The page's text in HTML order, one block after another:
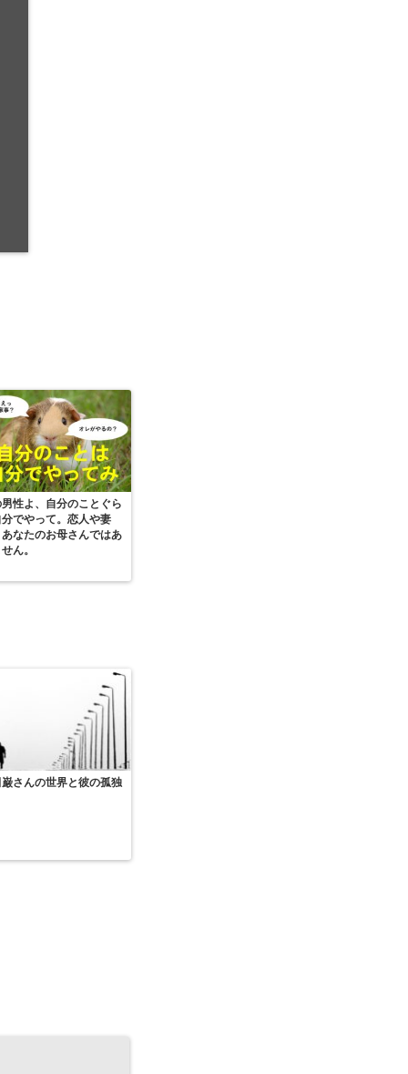
性よ、自分のことぐら
でやって。恋人や妻
なたのお母さんではあ
ん。
さんの世界と彼の孤独